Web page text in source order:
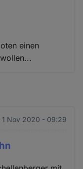
einen
1 Nov 2020 - 09:29